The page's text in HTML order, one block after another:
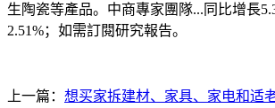
生陶瓷等產品。中商專家團隊...同比增長
2.51%；如需訂閱研究報告。
上一篇： 想买家拆建材、家具、家电和适